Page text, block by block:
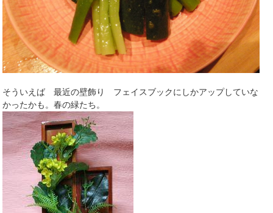
そういえば 最近の壁飾り フェイスブックにしかアップしていな
かったかも。春の緑たち。